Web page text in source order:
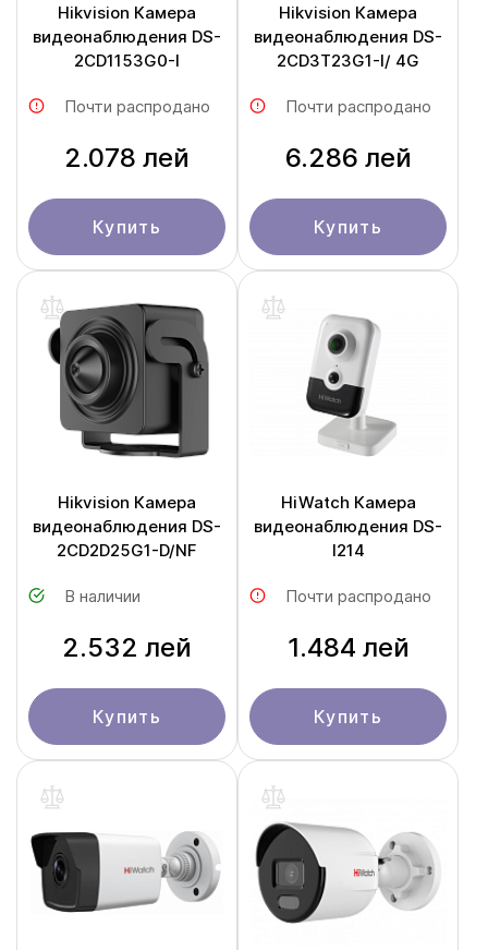
Hikvision Камера
видеонаблюдения DS-
2CD1153G0-I
Почти распродано
2.078 лей
Купить
Hikvision Камера
видеонаблюдения DS-
2CD3T23G1-I/ 4G
Почти распродано
6.286 лей
Купить
Hikvision Камера
видеонаблюдения DS-
2CD2D25G1-D/NF
В наличии
2.532 лей
Купить
HiWatch Камера
видеонаблюдения DS-
I214
Почти распродано
1.484 лей
Купить